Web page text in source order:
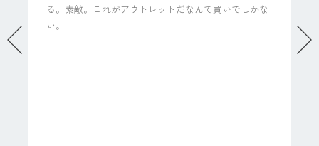
る。素敵。これがアウトレットだなんて買いでしかな
い。